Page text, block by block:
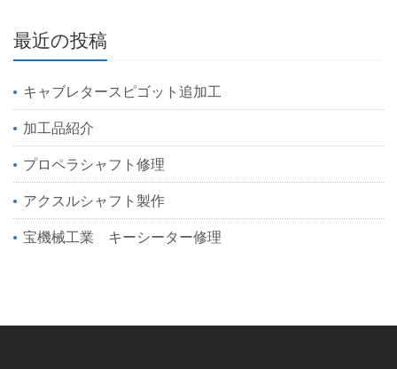
最近の投稿
キャブレタースピゴット追加工
加工品紹介
プロペラシャフト修理
アクスルシャフト製作
宝機械工業 キーシーター修理